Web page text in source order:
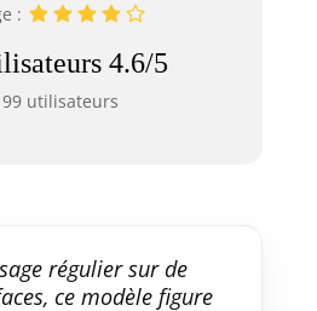
:
4.6/5
utilisateurs
régulier sur de
ce modèle figure